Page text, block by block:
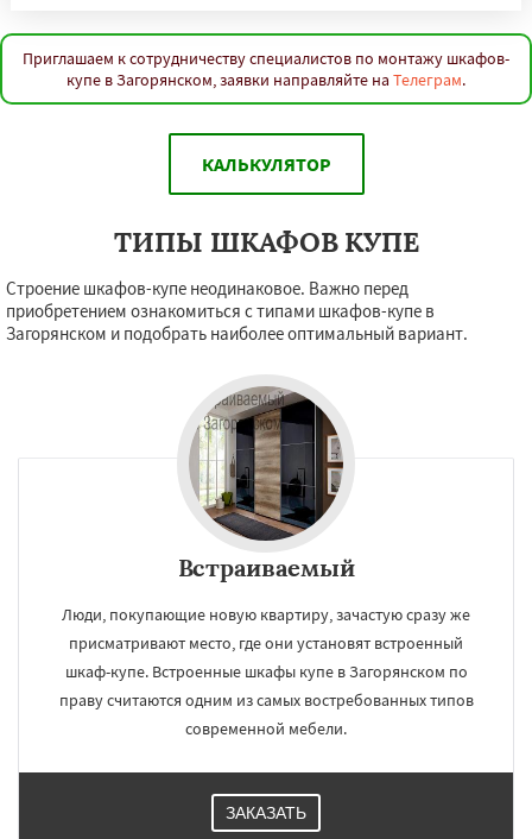
Приглашаем к сотрудничеству специалистов по монтажу шкафов-
купе в Загорянском, заявки направляйте на Телеграм.
КАЛЬКУЛЯТОР
ТИПЫ ШКАФОВ КУПЕ
Строение шкафов-купе неодинаковое. Важно перед
приобретением ознакомиться с типами шкафов-купе в
Загорянском и подобрать наиболее оптимальный вариант.
Встраиваемый
Люди, покупающие новую квартиру, зачастую сразу же
присматривают место, где они установят встроенный
шкаф-купе. Встроенные шкафы купе в Загорянском по
праву считаются одним из самых востребованных типов
современной мебели.
ЗАКАЗАТЬ